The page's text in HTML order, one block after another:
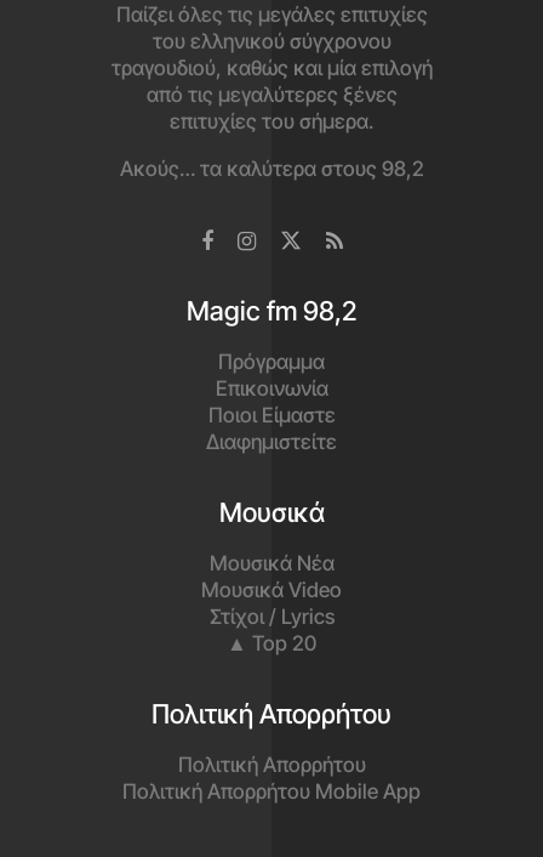
Παίζει όλες τις μεγάλες επιτυχίες
του ελληνικού σύγχρονου
τραγουδιού, καθώς και μία επιλογή
από τις μεγαλύτερες ξένες
επιτυχίες του σήμερα.
Ακούς… τα καλύτερα στους 98,2
Magic fm 98,2
Πρόγραμμα
Επικοινωνία
Ποιοι Είμαστε
Διαφημιστείτε
Μουσικά
Μουσικά Νέα
Μουσικά Video
Στίχοι / Lyrics
▲ Top 20
Πολιτική Απορρήτου
Πολιτική Απορρήτου
Πολιτική Απορρήτου Mobile App